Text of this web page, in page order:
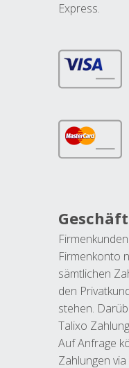
Express.
Firmenkonto
sämtlichen
den
stehen.
Talixo
Auf Anfrage
Zahlungen